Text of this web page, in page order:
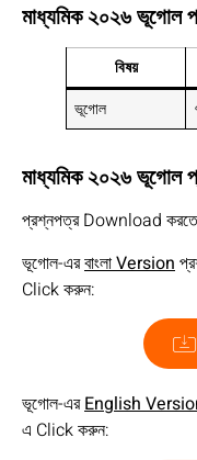
মাধ্যমিক ২০২৬ ভূগোল
বিষয়
ভূগোল
মাধ্যমিক ২০২৬
প্রশ্নপত্র Download
ভূগোল-এরবাংলা Version
Click করুন:
ভূগোল-এরEnglish
এ Click করুন: